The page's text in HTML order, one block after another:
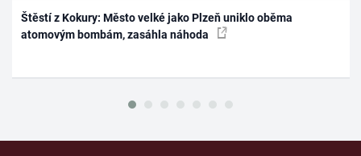
Štěstí z Kokury: Město velké jako Plzeň uniklo oběma
atomovým bombám, zasáhla náhoda